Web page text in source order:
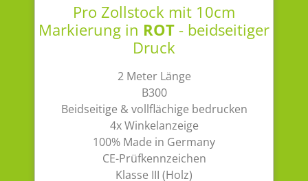
Pro Zollstock mit 10cm
Markierung in ROT- beidseitiger
Druck
2 Meter Länge
B300
Beidseitige & vollflächige bedrucken
4x Winkelanzeige
100% Made in Germany
CE-Prüfkennzeichen
Klasse III (Holz)